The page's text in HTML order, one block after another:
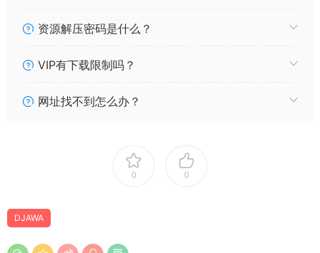
资源解压密码是什么？
VIP有下载限制吗？
网址找不到怎么办？
0 0
DJAWA